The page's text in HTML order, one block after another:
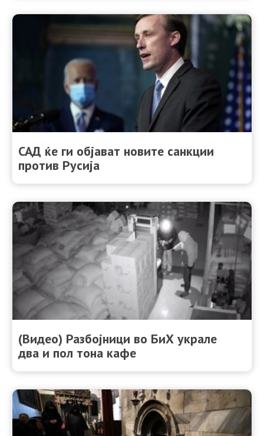
САД ќе ги објават новите санкции
против Русија
(Видео) Разбојници во БиХ украле
два и пол тона кафе